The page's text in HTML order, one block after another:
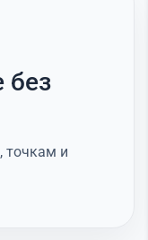
без
точкам и